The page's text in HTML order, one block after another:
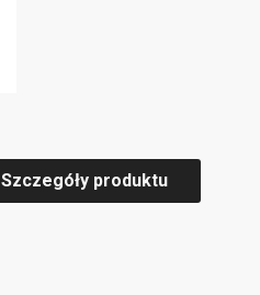
Szczegóły produktu